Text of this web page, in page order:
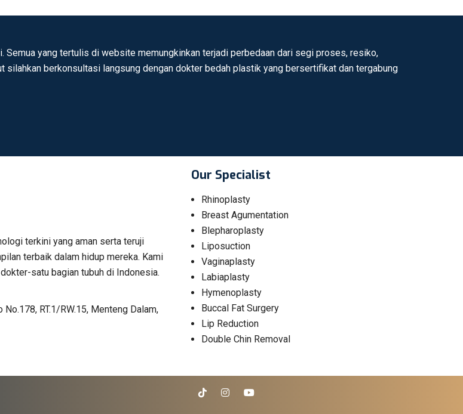
Semua yang tertulis di website memungkinkan terjadi perbedaan dari segi proses, resiko,
silahkan berkonsultasi langsung dengan dokter bedah plastik yang bersertifikat dan tergabung
terkini yang aman serta teruji
terbaik dalam hidup mereka. Kami
satu bagian tubuh di Indonesia.
RT.1/RW.15, Menteng Dalam,
Our Specialist
Rhinoplasty
Breast Agumentation
Blepharoplasty
Liposuction
Vaginaplasty
Labiaplasty
Hymenoplasty
Buccal Fat Surgery
Lip Reduction
Double Chin Removal